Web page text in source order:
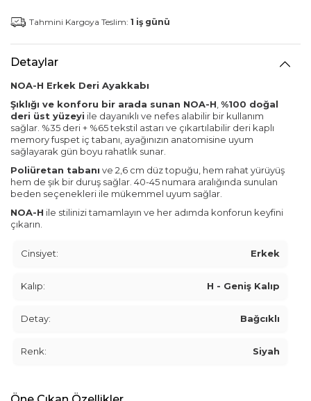
Tahmini Kargoya Teslim: 1 iş günü
Detaylar
NOA-H Erkek Deri Ayakkabı
Şıklığı ve konforu bir arada sunan NOA-H,%100 doğal
deri üst yüzeyi ile dayanıklı ve nefes alabilir bir kullanım
sağlar. %35 deri + %65 tekstil astarı ve çıkartılabilir deri kaplı
memory fuspet iç tabanı, ayağınızın anatomisine uyum
sağlayarak gün boyu rahatlık sunar.
Poliüretan tabanı ve 2,6 cm düz topuğu, hem rahat yürüyüş
hem de şık bir duruş sağlar. 40-45 numara aralığında sunulan
beden seçenekleri ile mükemmel uyum sağlar.
NOA-H ile stilinizi tamamlayın ve her adımda konforun keyfini
çıkarın.
Cinsiyet: Erkek
Kalıp: H - Geniş Kalıp
Detay: Bağcıklı
Renk: Siyah